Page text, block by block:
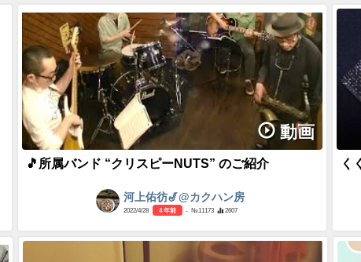
動画
🎵所属バンド “クリスピーNUTS” のご紹介
河上佑彷🎷@カクハン房
2022/4/28 4 年前 - №11173 2607
く